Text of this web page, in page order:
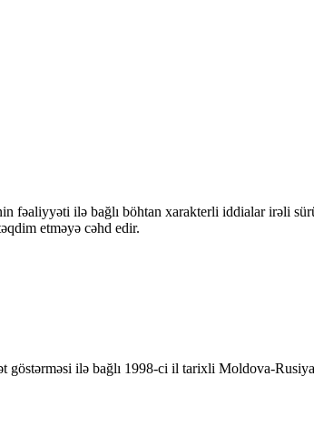
fəaliyyəti ilə bağlı böhtan xarakterli iddialar irəli
etməyə cəhd edir.
ilə bağlı 1998-ci il tarixli Moldova-